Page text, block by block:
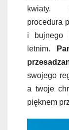
kwiaty.
procedura
i bujnego
letnim.
swojego
a twoje
pięknem